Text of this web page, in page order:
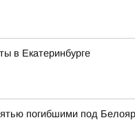
в Екатеринбурге
погибшими под